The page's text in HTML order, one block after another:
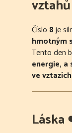
Číslo 8je
hmotným
Tento den
energie, a
ve
Láska